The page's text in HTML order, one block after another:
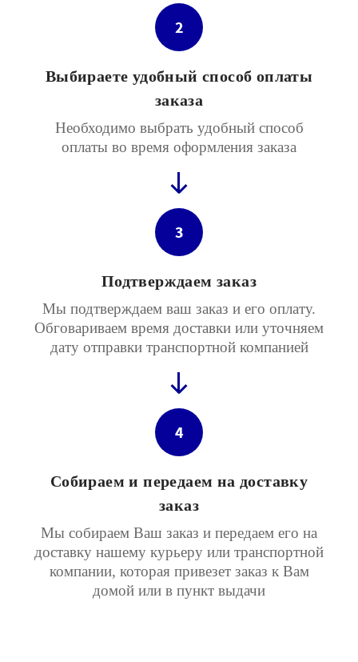
2
Выбираете удобный способ оплаты
заказа
Необходимо выбрать удобный способ
оплаты во время оформления заказа
3
Подтверждаем заказ
Мы подтверждаем ваш заказ и его оплату.
Обговариваем время доставки или уточняем
дату отправки транспортной компанией
4
Собираем и передаем на доставку
заказ
Мы собираем Ваш заказ и передаем его на
доставку нашему курьеру или транспортной
компании, которая привезет заказ к Вам
домой или в пункт выдачи